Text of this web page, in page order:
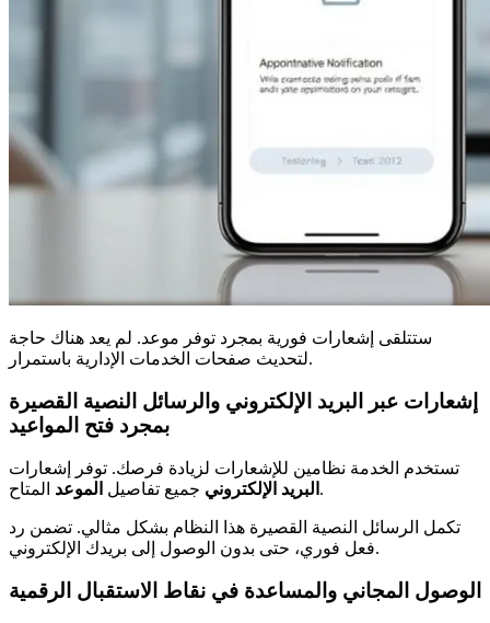
ستتلقى إشعارات فورية بمجرد توفر موعد. لم يعد هناك حاجة
لتحديث صفحات الخدمات الإدارية باستمرار.
إشعارات عبر البريد الإلكتروني والرسائل النصية القصيرة
بمجرد فتح المواعيد
تستخدم الخدمة نظامين للإشعارات لزيادة فرصك. توفر إشعارات
البريد الإلكتروني جميع تفاصيل الموعد المتاح.
تكمل الرسائل النصية القصيرة هذا النظام بشكل مثالي. تضمن رد
فعل فوري، حتى بدون الوصول إلى بريدك الإلكتروني.
الوصول المجاني والمساعدة في نقاط الاستقبال الرقمية